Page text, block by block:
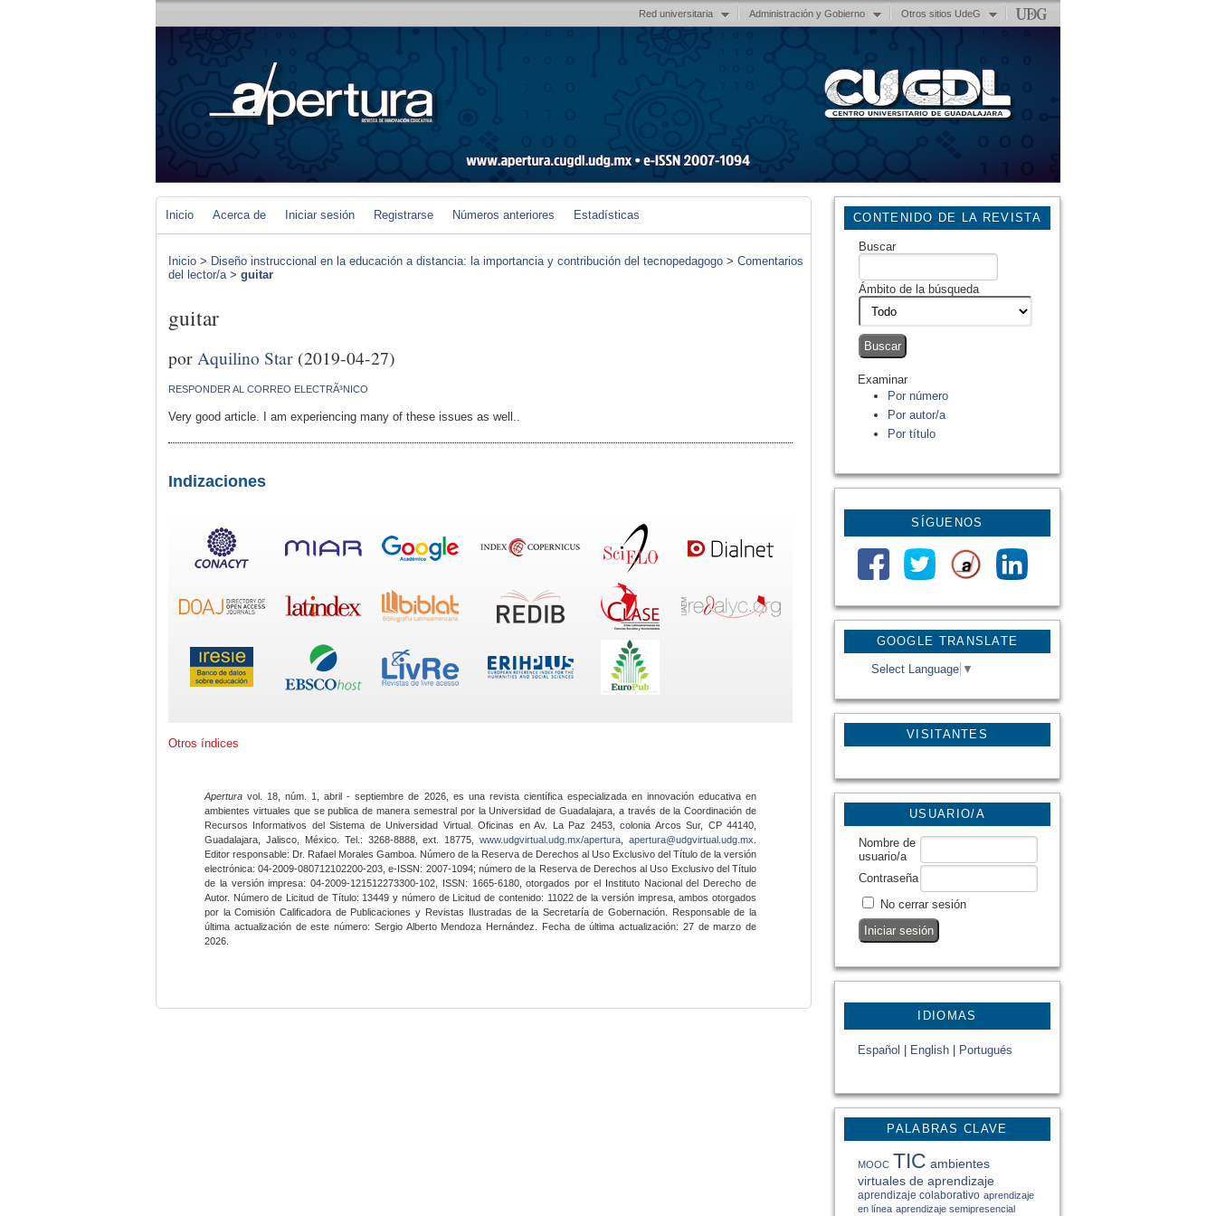
Red universitaria Administración y Gobierno Otros sitios UdeG
GOOGLE TRANSLATE
Select Language ▼
VISITANTES
CONTENIDO DE LA REVISTA
Buscar
Ámbito de la búsqueda
Examinar
Por número
Por autor/a
Por título
SÍGUENOS
USUARIO/A
Nombre de
usuario/a
Contraseña
No cerrar sesión
IDIOMAS
Español English Portugués
PALABRAS CLAVE
MOOC TIC ambientes
virtuales de aprendizaje
aprendizaje colaborativo aprendizaje
en línea aprendizaje semipresencial
Inicio Acerca de Iniciar sesión Registrarse Números anteriores Estadísticas
Inicio > Diseño instruccional en la educación a distancia: la importancia y contribución del tecnopedagogo > Comentarios
del lector/a> guitar
guitar
por Aquilino Star (2019-04-27)
RESPONDER AL CORREO ELECTRÃ³NICO
Very good article. I am experiencing many of these issues as well..
Indizaciones
Otros índices
Apertura vol. 18, núm. 1, abril - septiembre de 2026, es una revista científica especializada en innovación educativa en
ambientes virtuales que se publica de manera semestral por la Universidad de Guadalajara, a través de la Coordinación de
Recursos Informativos del Sistema de Universidad Virtual. Oficinas en Av. La Paz 2453, colonia Arcos Sur, CP 44140,
Guadalajara, Jalisco, México. Tel.: 3268-8888, ext. 18775,www.udgvirtual.udg.mx/apertura apertura@udgvirtual.udg.mx
Editor responsable: Dr. Rafael Morales Gamboa. Número de la Reserva de Derechos al Uso Exclusivo del Título de la versión
electrónica: 04-2009-080712102200-203, e-ISSN: 2007-1094; número de la Reserva de Derechos al Uso Exclusivo del Título
de la versión impresa: 04-2009-121512273300-102, ISSN: 1665-6180, otorgados por el Instituto Nacional del Derecho de
Autor. Número de Licitud de Título: 13449 y número de Licitud de contenido: 11022 de la versión impresa, ambos otorgados
por la Comisión Calificadora de Publicaciones y Revistas Ilustradas de la Secretaría de Gobernación. Responsable de la
última actualización de este número: Sergio Alberto Mendoza Hernández. Fecha de última actualización: 27 de marzo de
2026.